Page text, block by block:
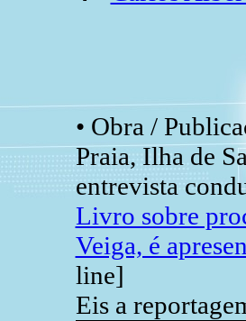
• Obra /
Praia, Ilha de
entrevista
Livro sobre
Veiga, é
line]
Eis a